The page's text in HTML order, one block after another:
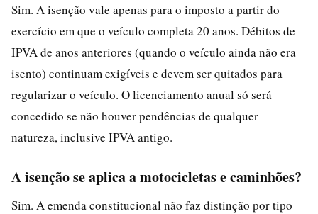
Sim. A isenção vale apenas para o imposto a partir do
exercício em que o veículo completa 20 anos. Débitos de
IPVA de anos anteriores (quando o veículo ainda não era
isento) continuam exigíveis e devem ser quitados para
regularizar o veículo. O licenciamento anual só será
concedido se não houver pendências de qualquer
natureza, inclusive IPVA antigo.
A isenção se aplica a motocicletas e caminhões?
Sim. A emenda constitucional não faz distinção por tipo